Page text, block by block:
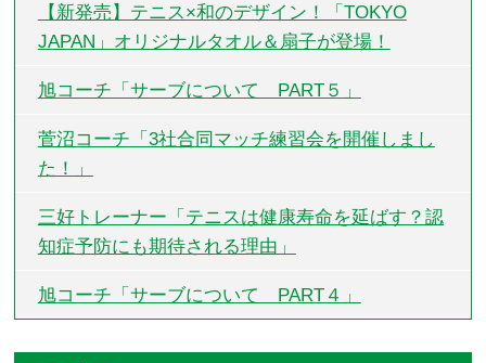
【新発売】テニス×和のデザイン！「TOKYO
JAPAN」オリジナルタオル＆扇子が登場！
旭コーチ「サーブについて PART５」
菅沼コーチ「3社合同マッチ練習会を開催しまし
た！」
三好トレーナー「テニスは健康寿命を延ばす？認
知症予防にも期待される理由」
旭コーチ「サーブについて PART４」